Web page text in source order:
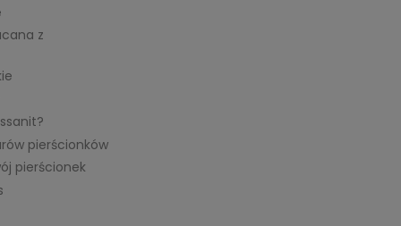
z
pierścionków
pierścionek